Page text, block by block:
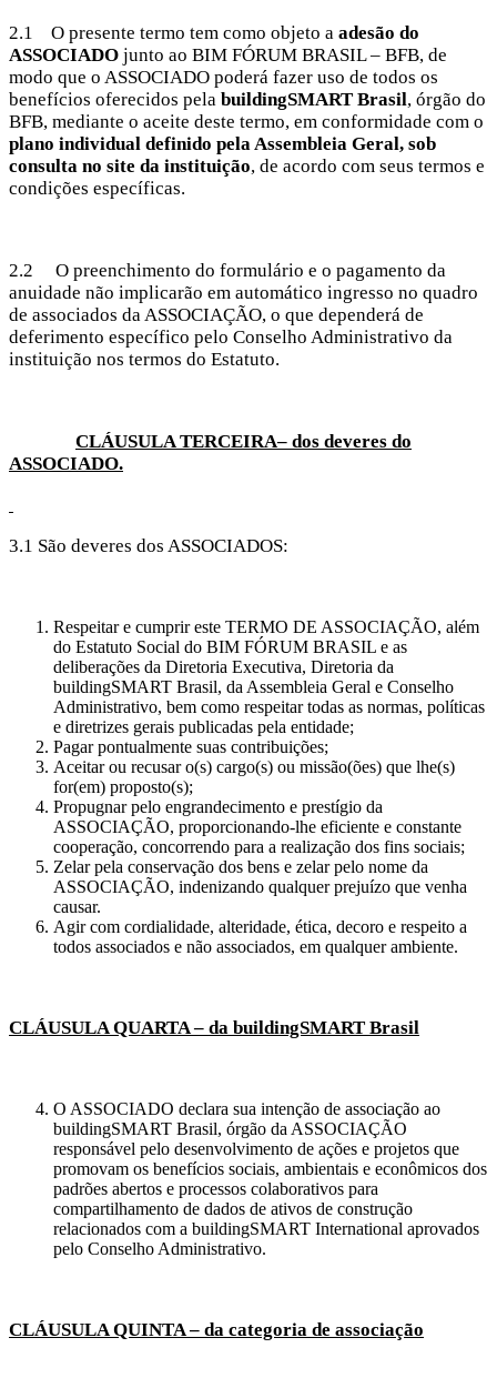
2.1 O presente termo tem como objeto a adesão do
ASSOCIADO junto ao BIM FÓRUM BRASIL – BFB, de
modo que o ASSOCIADO poderá fazer uso de todos os
benefícios oferecidos pela buildingSMART Brasil, órgão do
BFB, mediante o aceite deste termo, em conformidade com o
plano individual definido pela Assembleia Geral, sob
consulta no site da instituição, de acordo com seus termos e
condições específicas.
2.2 O preenchimento do formulário e o pagamento da
anuidade não implicarão em automático ingresso no quadro
de associados da ASSOCIAÇÃO, o que dependerá de
deferimento específico pelo Conselho Administrativo da
instituição nos termos do Estatuto.
CLÁUSULA TERCEIRA– dos deveres do
ASSOCIADO.
3.1 São deveres dos ASSOCIADOS:
Respeitar e cumprir este TERMO DE ASSOCIAÇÃO, além
do Estatuto Social do BIM FÓRUM BRASIL e as
deliberações da Diretoria Executiva, Diretoria da
buildingSMART Brasil, da Assembleia Geral e Conselho
Administrativo, bem como respeitar todas as normas, políticas
e diretrizes gerais publicadas pela entidade;
Pagar pontualmente suas contribuições;
Aceitar ou recusar o(s) cargo(s) ou missão(ões) que lhe(s)
for(em) proposto(s);
Propugnar pelo engrandecimento e prestígio da
ASSOCIAÇÃO, proporcionando-lhe eficiente e constante
cooperação, concorrendo para a realização dos fins sociais;
Zelar pela conservação dos bens e zelar pelo nome da
ASSOCIAÇÃO, indenizando qualquer prejuízo que venha
causar.
Agir com cordialidade, alteridade, ética, decoro e respeito a
todos associados e não associados, em qualquer ambiente.
CLÁUSULA QUARTA – da buildingSMART Brasil
O ASSOCIADO declara sua intenção de associação ao
buildingSMART Brasil, órgão da ASSOCIAÇÃO
responsável pelo desenvolvimento de ações e projetos que
promovam os benefícios sociais, ambientais e econômicos dos
padrões abertos e processos colaborativos para
compartilhamento de dados de ativos de construção
relacionados com a buildingSMART International aprovados
pelo Conselho Administrativo.
CLÁUSULA QUINTA – da categoria de associação